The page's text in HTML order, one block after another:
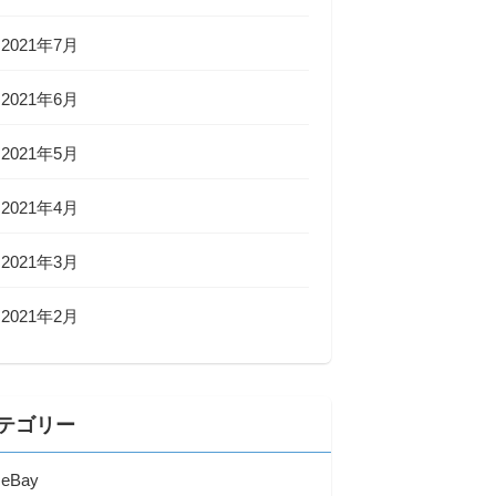
2021年7月
2021年6月
2021年5月
2021年4月
2021年3月
2021年2月
ゴリー
eBay